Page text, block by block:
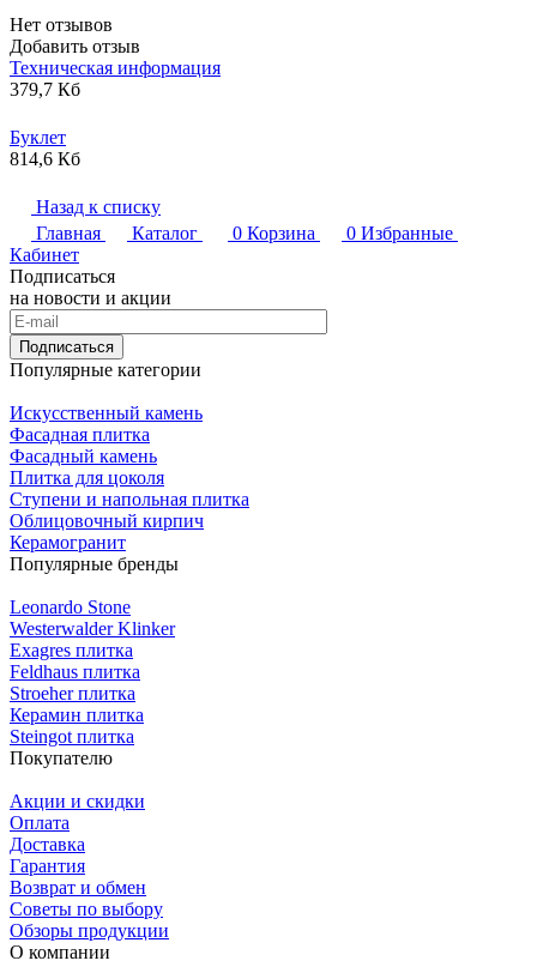
Нет отзывов
Добавить отзыв
Техническая информация
379,7 Кб
Буклет
814,6 Кб
Назад к списку
Главная
Каталог 0 Корзина 0 Избранные
Кабинет
Подписаться
на новости и акции
Подписаться
Популярные категории
Искусственный камень
Фасадная плитка
Фасадный камень
Плитка для цоколя
Ступени и напольная плитка
Облицовочный кирпич
Керамогранит
Популярные бренды
Leonardo Stone
Westerwalder Klinker
Exagres плитка
Feldhaus плитка
Stroeher плитка
Керамин плитка
Steingot плитка
Покупателю
Акции и скидки
Оплата
Доставка
Гарантия
Возврат и обмен
Советы по выбору
Обзоры продукции
О компании